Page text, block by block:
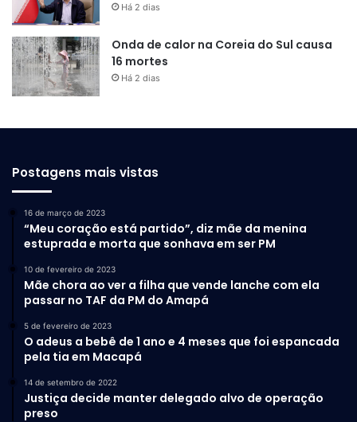
Há 2 dias
Onda de calor na Coreia do Sul causa
16 mortes
Há 2 dias
Postagens mais vistas
16 de março de 2023
“Meu coração está partido”, diz mãe da menina
estuprada e morta que sonhava em ser PM
10 de fevereiro de 2023
Mãe chora ao ver a filha que vende lanche com ela
passar no TAF da PM do Amapá
5 de fevereiro de 2023
O adeus a bebê de 1 ano e 4 meses que foi espancada
pela tia em Macapá
14 de setembro de 2022
Justiça decide manter delegado alvo de operação
preso